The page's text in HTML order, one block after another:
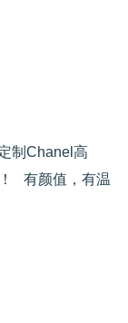
制Chanel高
有颜值，有温